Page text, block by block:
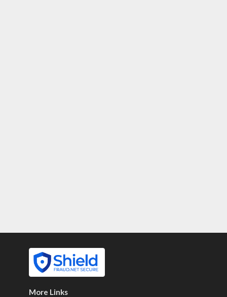
More Links